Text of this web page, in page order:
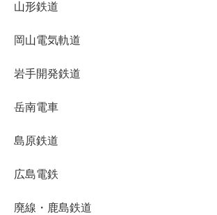
山形鉄道
岡山電気軌道
岩手開発鉄道
岳南電車
島原鉄道
広島電鉄
廃線・鹿島鉄道